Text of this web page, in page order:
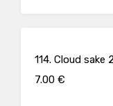
114. Cloud sake
7.00 €